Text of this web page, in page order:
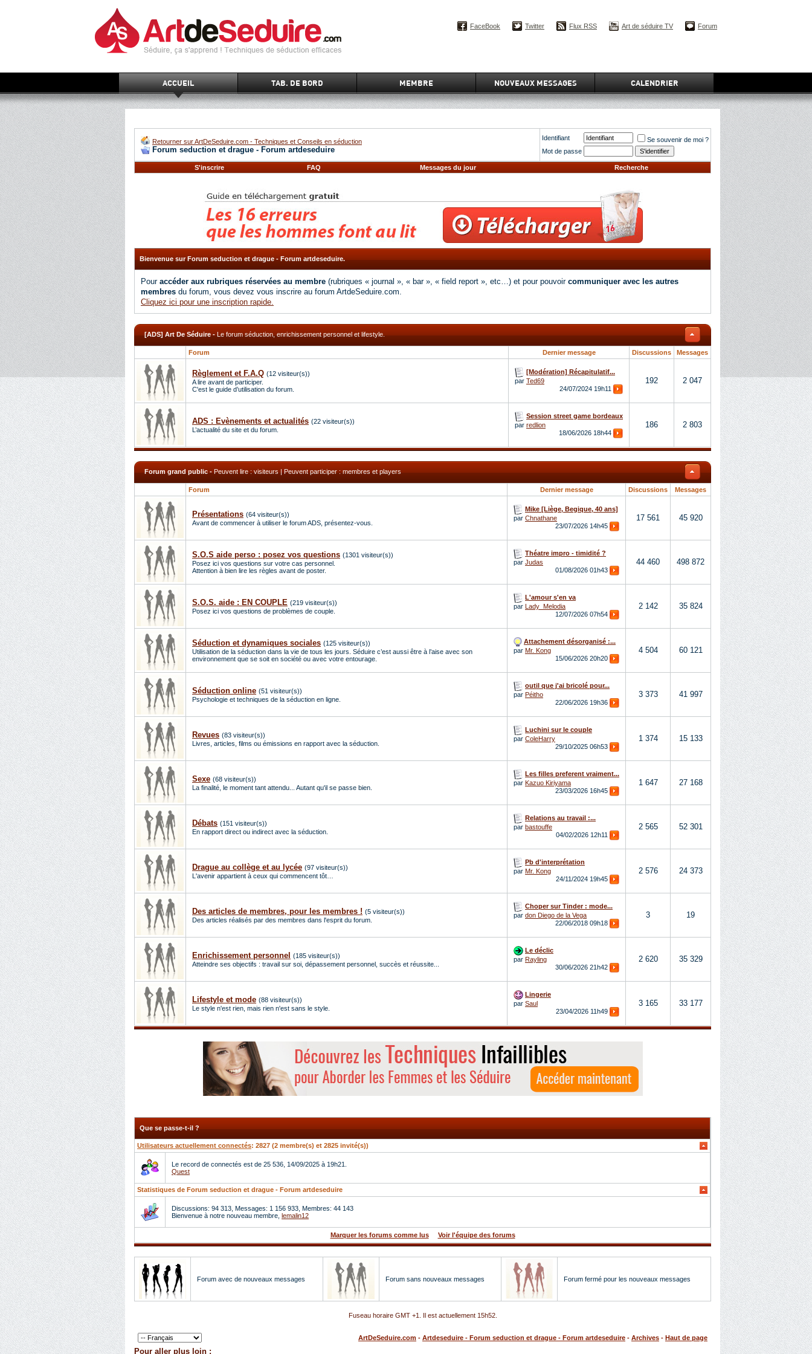
ACCUEIL TAB. DE BORD MEMBRE NOUVEAUX MESSAGES CALENDRIER
FaceBook Twitter Flux RSS Art de séduire TV Forum
Retourner sur ArtDeSeduire.com - Techniques et Conseils en séduction
Forum seduction et drague - Forum artdeseduire
Identifiant
Se souvenir de moi ?
Mot de passe
S'inscrire FAQ Messages du jour Recherche
Bienvenue sur Forum seduction et drague - Forum artdeseduire.
Pour accéder aux rubriques réservées au membre (rubriques « journal », « bar », « field report », etc…) et pour pouvoir communiquer avec les autres
membres du forum, vous devez vous inscrire au forum ArtdeSeduire.com.
Cliquez ici pour une inscription rapide.
[ADS] Art De Séduire-Le forum séduction, enrichissement personnel et lifestyle.
Forum Dernier message Discussions Messages
Règlement et F.A.Q (12 visiteur(s))
A lire avant de participer.
C'est le guide d’utilisation du forum.
[Modération] Récapitulatif...
par Ted69
24/07/2024 19h11
192 2 047
ADS : Evènements et actualités (22 visiteur(s))
L’actualité du site et du forum.
Session street game bordeaux
par redlion
18/06/2026 18h44
186 2 803
Forum grand public-Peuvent lire : visiteurs | Peuvent participer : membres et players
Forum Dernier message Discussions Messages
Présentations (64 visiteur(s))
Avant de commencer à utiliser le forum ADS, présentez-vous.
Mike [Liège, Begique, 40 ans]
par Chnathane
23/07/2026 14h45
17 561 45 920
S.O.S aide perso : posez vos questions (1301 visiteur(s))
Posez ici vos questions sur votre cas personnel.
Attention à bien lire les règles avant de poster.
Théatre impro - timidité ?
par Judas
01/08/2026 01h43
44 460 498 872
S.O.S. aide : EN COUPLE (219 visiteur(s))
Posez ici vos questions de problèmes de couple.
L'amour s'en va
par Lady_Melodia
12/07/2026 07h54
2 142 35 824
Séduction et dynamiques sociales (125 visiteur(s))
Utilisation de la séduction dans la vie de tous les jours. Séduire c’est aussi être à l’aise avec son
environnement que se soit en société ou avec votre entourage.
Attachement désorganisé :...
par Mr. Kong
15/06/2026 20h20
4 504 60 121
Séduction online (51 visiteur(s))
Psychologie et techniques de la séduction en ligne.
outil que j'ai bricolé pour...
par Péitho
22/06/2026 19h36
3 373 41 997
Revues (83 visiteur(s))
Livres, articles, films ou émissions en rapport avec la séduction.
Luchini sur le couple
par ColeHarry
29/10/2025 06h53
1 374 15 133
Sexe (68 visiteur(s))
La finalité, le moment tant attendu... Autant qu'il se passe bien.
Les filles preferent vraiment...
par Kazuo Kiriyama
23/03/2026 16h45
1 647 27 168
Débats (151 visiteur(s))
En rapport direct ou indirect avec la séduction.
Relations au travail :...
par bastouffe
04/02/2026 12h11
2 565 52 301
Drague au collège et au lycée (97 visiteur(s))
L'avenir appartient à ceux qui commencent tôt…
Pb d'interprétation
par Mr. Kong
24/11/2024 19h45
2 576 24 373
Des articles de membres, pour les membres ! (5 visiteur(s))
Des articles réalisés par des membres dans l'esprit du forum.
Choper sur Tinder : mode...
par don Diego de la Vega
22/06/2018 09h18
3 19
Enrichissement personnel
(185 visiteur(s))
Atteindre ses objectifs : travail sur soi, dépassement personnel, succès et réussite...
Le déclic
par Rayling
30/06/2026 21h42
2 620 35 329
Lifestyle et mode (88 visiteur(s))
Le style n'est rien, mais rien n'est sans le style.
Lingerie
par Saul
23/04/2026 11h49
3 165 33 177
Que se passe-t-il ?
Utilisateurs actuellement connectés: 2827 (2 membre(s) et 2825 invité(s))
Le record de connectés est de 25 536, 14/09/2025 à 19h21.
Quest
Statistiques de Forum seduction et drague - Forum artdeseduire
Discussions: 94 313, Messages: 1 156 933, Membres: 44 143
Bienvenue à notre nouveau membre, lemalin12
Marquer les forums comme lus Voir l'équipe des forums
Forum avec de nouveaux messages Forum sans nouveaux messages Forum fermé pour les nouveaux messages
Fuseau horaire GMT +1. Il est actuellement 15h52.
ArtDeSeduire.com - Artdeseduire - Forum seduction et drague - Forum artdeseduire - Archives - Haut de page
Pour aller plus loin :